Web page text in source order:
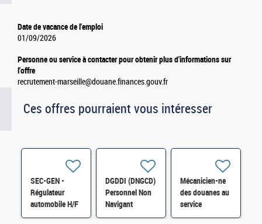
Date de vacance de l'emploi
01/09/2026
Personne ou service à contacter pour obtenir plus d'informations sur
l'offre
recrutement-marseille@douane.finances.gouv.fr
Ces offres pourraient vous intéresser
SEC-GEN -
Régulateur
automobile H/F
DGDDI (DNGCD)
Personnel Non
Navigant
Technique /
Mécanicien-ne
des douanes au
service
technique